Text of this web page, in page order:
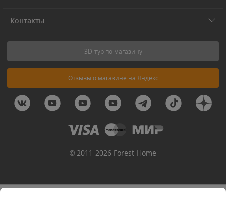
Контакты
3D-тур по магазину
Отзывы о магазине на Яндекс
© 2011-2026 Forest-Home